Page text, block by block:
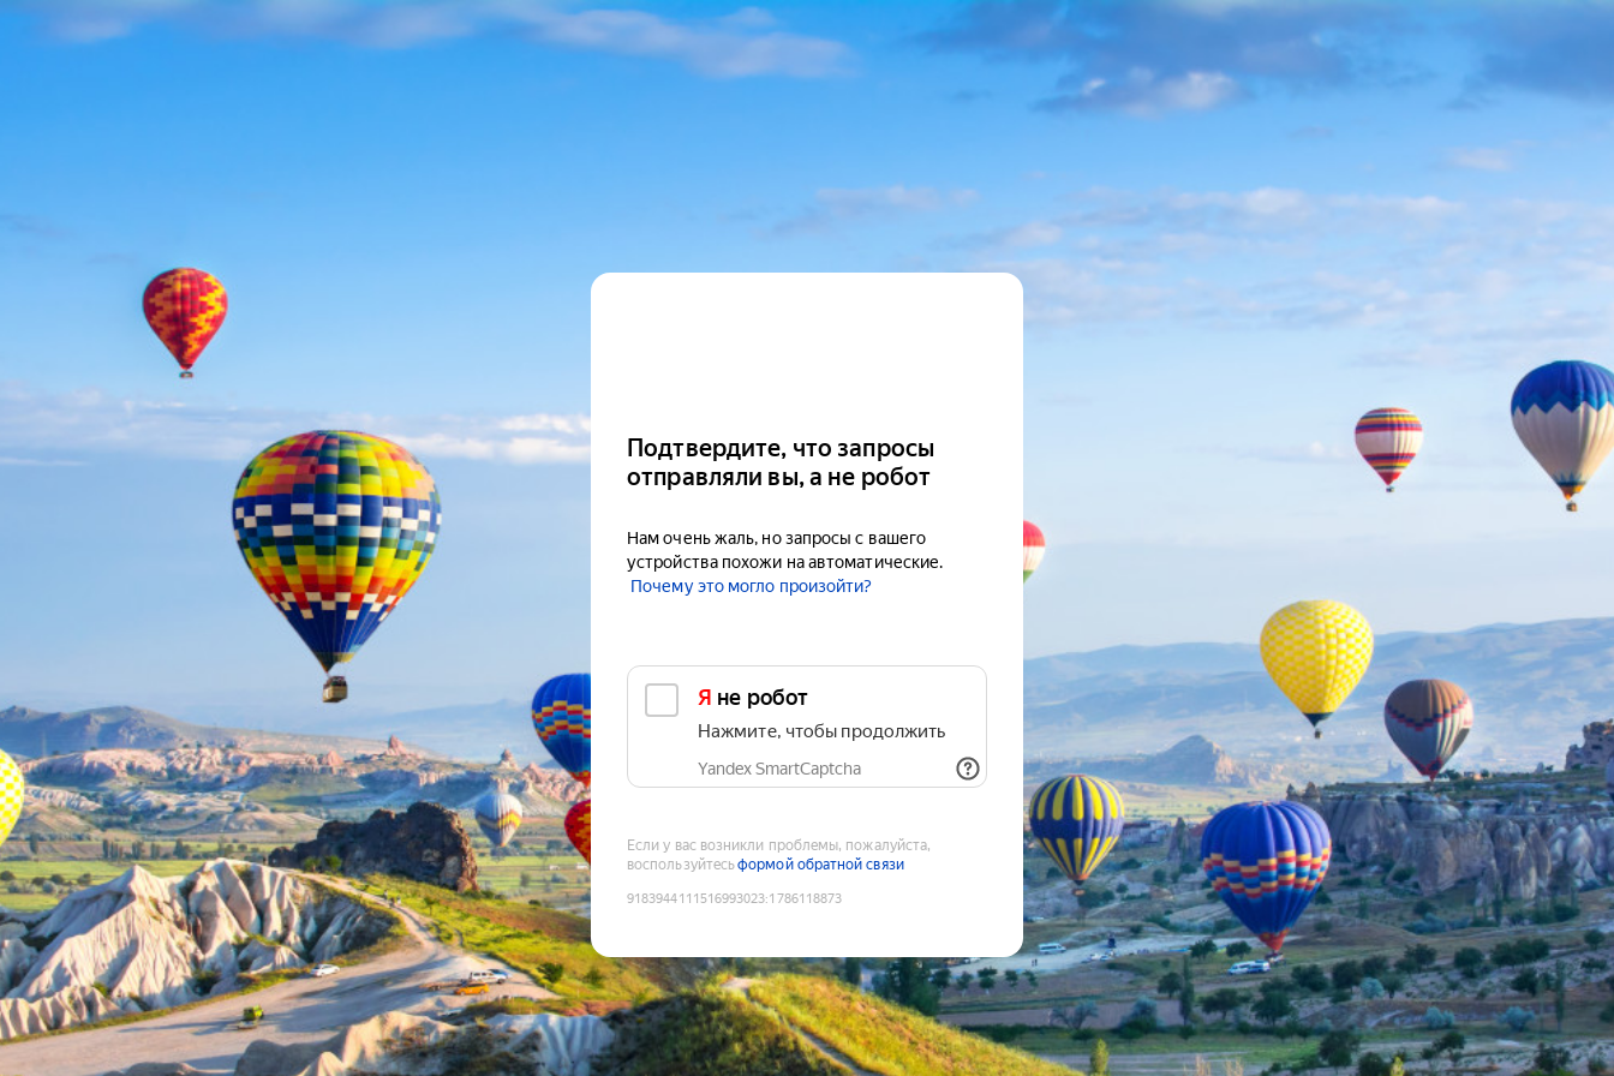
Подтвердите, что запросы
отправляли вы, а не робот
Нам очень жаль, но запросы с вашего
устройства похожи на автоматические.
Почему это могло произойти?
Я не робот
Нажмите, чтобы продолжить
Yandex SmartCaptcha
Если у вас возникли проблемы, пожалуйста,
воспользуйтесьформой обратной связи
9183944111516993023:1786118873